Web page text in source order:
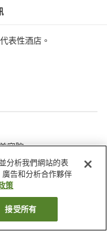
表性酒店。
容院
八岳
分析我們網站的表
告和分析合作夥伴
策
接受所有